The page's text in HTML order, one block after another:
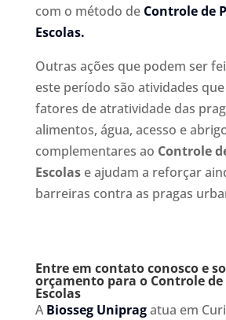
com o método de Controle de
Escolas.
Outras ações que podem ser
este período são atividades
fatores de atratividade das
alimentos, água, acesso e
complementares ao Controle
Escolase ajudam a reforçar
barreiras contra as pragas
Entre em contato conosco e
orçamento para o Controle de
Escolas
ABiosseg Unipragatua em